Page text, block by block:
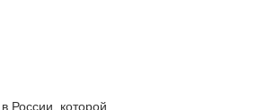
России, которой